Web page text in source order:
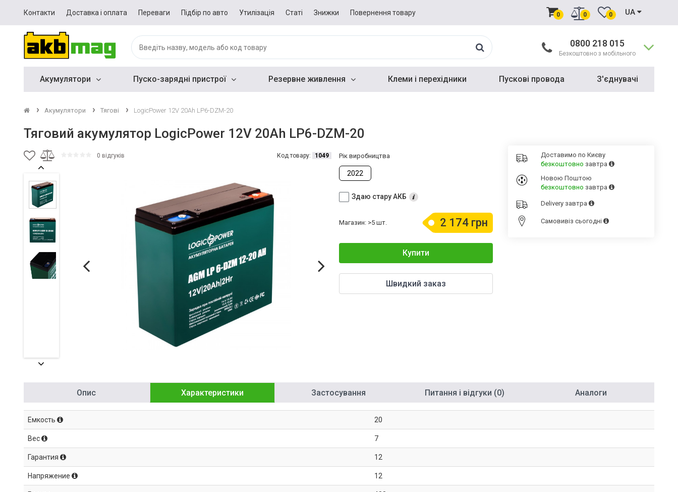
Контакти Доставка і оплата Переваги Підбір по авто Утилізація Статі Знижки Повернення товару 0 0 0 UA
0800 218 015
Безкоштовно з мобільного
Акумулятори Пуско-зарядні пристрої Резервне живлення Клеми і перехідники Пускові провода З'єднувачі
Акумулятори Тягові LogicPower 12V 20Ah LP6-DZM-20
Тяговий акумулятор LogicPower 12V 20Ah LP6-DZM-20
0 відгуків Код товару: 1049 Рік виробництва
2022
Здаю стару АКБ
2 174 грн
Магазин: >5 шт.
Купити
Швидкий заказ
Доставимо по Києву
безкоштовно завтра
Новою Поштою
безкоштовно завтра
Delivery завтра
Cамовивіз сьогодні
Опис Характеристики Застосування Питання і відгуки (0) Аналоги
Емкость 20
Вес 7
Гарантия 12
Напряжение 12